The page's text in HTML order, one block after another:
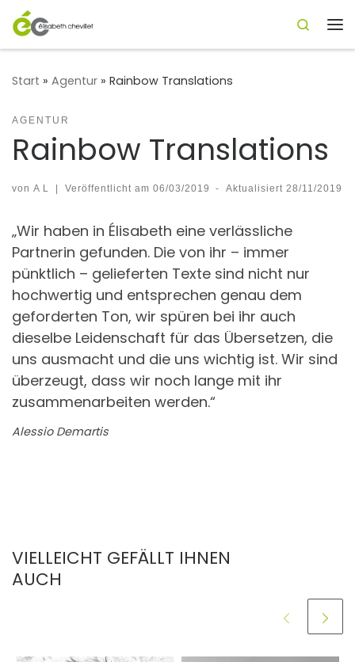
Zum Inhalt springen
Search
Start » Agentur » Rainbow Translations
AGENTUR
Rainbow Translations
von A L | Veröffentlicht am 06/03/2019 - Aktualisiert28/11/2019
„Wir haben in Élisabeth eine verlässliche
Partnerin gefunden. Die von ihr – immer
pünktlich – gelieferten Texte sind nicht nur
hochwertig und entsprechen genau dem
geforderten Ton, wir spüren bei ihr auch
dieselbe Leidenschaft für das Übersetzen, die
uns ausmacht und die uns wichtig ist. Wir sind
überzeugt, dass wir noch lange mit ihr
zusammenarbeiten werden.“
Alessio Demartis
VIELLEICHT GEFÄLLT IHNEN
AUCH